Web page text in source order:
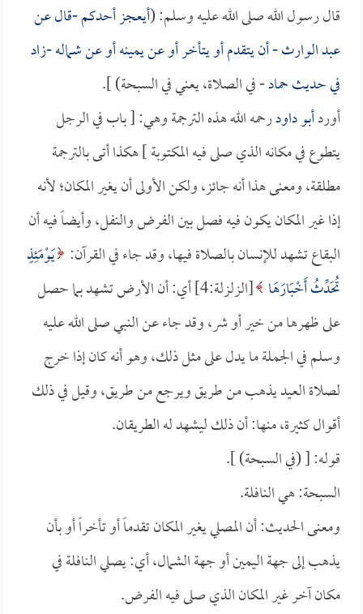
قال رسول الله صلى الله عليه وسلم: (أيعجز أحدكم -قال عن
عبد الوارث- أن يتقدم أو يتأخر أو عن يمينه أو عن شماله -زاد
في حديثحماد- في الصلاة، يعني في السبحة) ].
أوردأبو داودرحمه الله هذه الترجمة وهي: [ باب في الرجل
يتطوع في مكانه الذي صلى فيه المكتوبة ] هكذا أتى بالترجمة
مطلقة، ومعنى هذا أنه جائز، ولكن الأولى أن يغير المكان؛ لأنه
إذا غير المكان يكون فيه فصل بين الفرض والنفل، وأيضاً فيه أن
البقاع تشهد للإنسان بالصلاة فيها، وقد جاء في القرآن: يَوْمَئِذٍ
تُحَدِّثُ أَخْبَارَهَا
[الزلزلة:4] أي: أن الأرض تشهد بما حصل
على ظهرها من خير أو شر، وقد جاء عن النبي صلى الله عليه
وسلم في الجملة ما يدل على مثل ذلك، وهو أنه كان إذا خرج
لصلاة العيد يذهب من طريق ويرجع من طريق، وقيل في ذلك
أقوال كثيرة، منها: أن ذلك ليشهد له الطريقان.
قوله: [ (في السبحة) ].
السبحة: هي النافلة.
ومعنى الحديث: أن المصلي يغير المكان تقدماً أو تأخراً أو بأن
يذهب إلى جهة اليمين أو جهة الشمال، أي: يصلي النافلة في
مكان آخر غير المكان الذي صلى فيه الفرض.